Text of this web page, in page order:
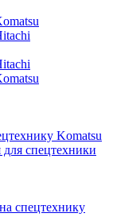
Komatsu
спецтехники
спецтехнику